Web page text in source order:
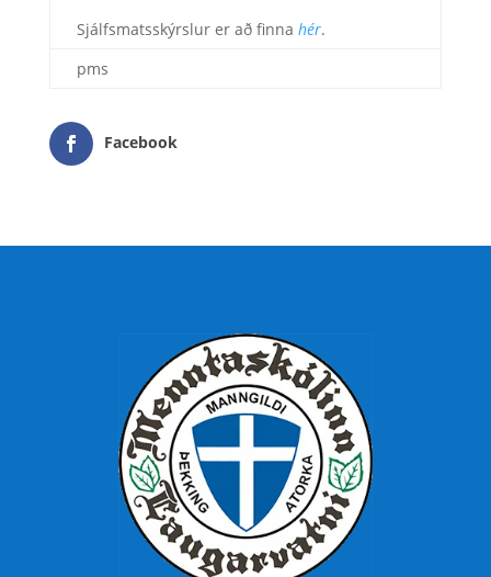
Sjálfsmatsskýrslur er að finna hér.
pms
Facebook